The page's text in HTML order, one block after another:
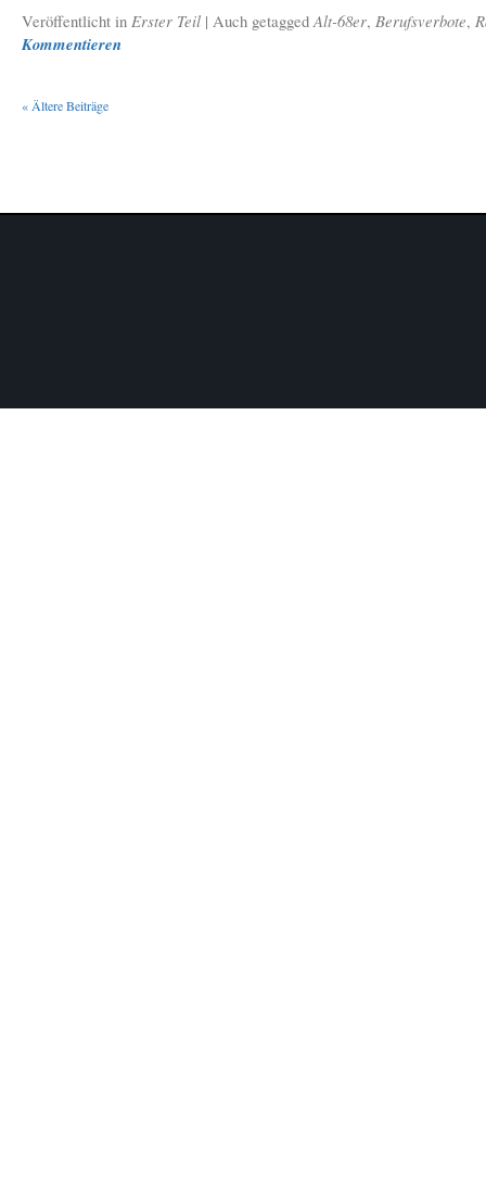
Veröffentlicht in Erster Teil | Auch getaggedAlt-68er, Berufsverbote,
Kommentieren
« Ältere Beiträge